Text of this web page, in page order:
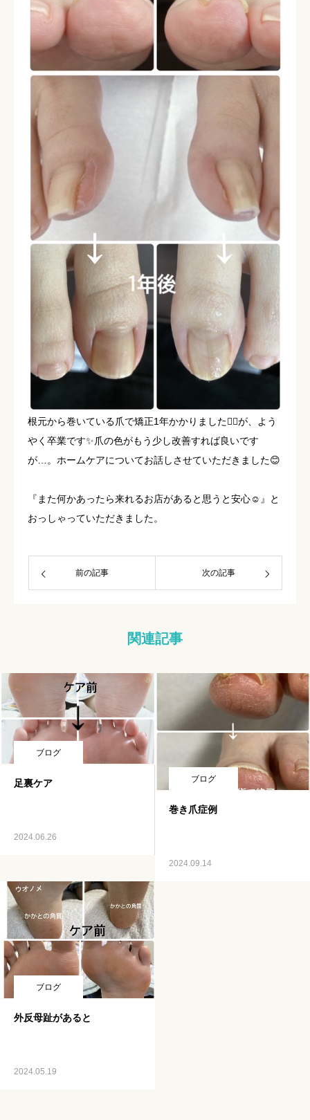
根元から巻いている爪で矯正1年かかりました😵‍💫が、よう
やく卒業です✨爪の色がもう少し改善すれば良いです
が…。ホームケアについてお話しさせていただきました😊
『また何かあったら来れるお店があると思うと安心☺️』と
おっしゃっていただきました。
前の記事 次の記事
関連記事
ブログ
足裏ケア
2024.06.26
ブログ
巻き爪症例
2024.09.14
ブログ
外反母趾があると
2024.05.19